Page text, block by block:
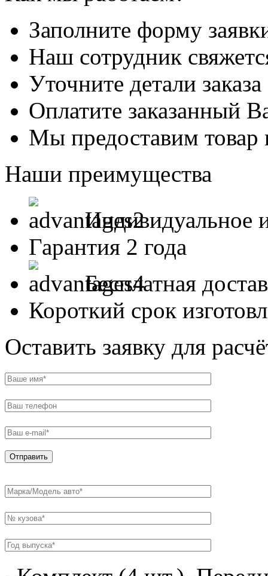
Заполните форму
Наш сотрудник
Уточните детали заказа
Оплатите заказанный
Мы предоставим товар
Наши преимущества
Индивидуальное
Гарантия 2 года
Бесплатная
Короткий срок
Оставить заявку для